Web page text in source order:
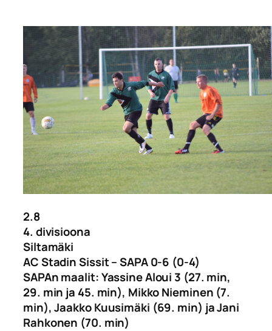
2.8
4. divisioona
Siltamäki
AC Stadin Sissit – SAPA 0-6 (0-4)
SAPAn maalit: Yassine Aloui 3 (27. min,
29. min ja 45. min), Mikko Nieminen (7.
min), Jaakko Kuusimäki (69. min) ja Jani
Rahkonen (70. min)